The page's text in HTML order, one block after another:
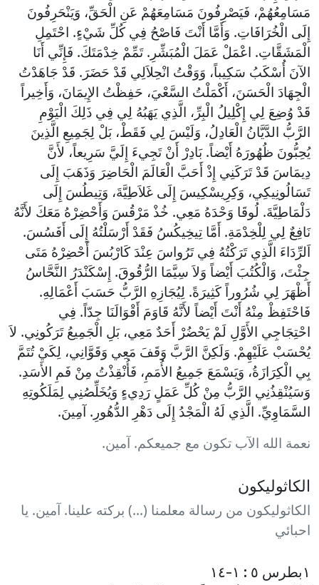
مَسَامِعُهُمْ، فَيَصْرِفُونَ مَسَامِعَهُمْ عَنِ الْحَقِّ، وَيَنْحَرِفُونَ
إِلَى الْخُرَافَاتِ. وَأَمَّا أَنْتَ فَاصْحُ فِي كُلِّ شَيْءٍ. احْتَمِلِ
الْمَشَقَّاتِ. اعْمَلْ عَمَلَ الْمُبَشِّرِ. تَمِّمْ خِدْمَتَكَ. فَإِنِّي أَنَا
الآنَ أُسْكَبُ سَكِيباً، وَوَقْتُ انْحِلاَلِي قَدْ حَضَرَ. قَدْ جَاهَدْتُ
الْجِهَادَ الْحَسَنَ، أَكْمَلْتُ السَّعْيَ، حَفِظْتُ الإِيمَانَ، وَأَخِيراً
قَدْ وُضِعَ لِي إِكْلِيلُ الْبِرِّ، الَّذِي يَهَبُهُ لِي فِي ذَلِكَ الْيَوْمِ
الرَّبُّ الدَّيَّانُ الْعَادِلُ، وَلَيْسَ لِي فَقَطْ، بَلْ لِجَمِيعِ الَّذِينَ
يُحِبُّونَ ظُهُورَهُ أَيْضاً. بَادِرْ أَنْ تَجِيءَ إِلَيَّ سَرِيعاً، لأَنَّ
دِيمَاسَ قَدْ تَرَكَنِي إِذْ أَحَبَّ الْعَالَمَ الْحَاضِرَ وَذَهَبَ إِلَى
تَسَالُونِيكِي، وَكِرِيسْكِيسَ إِلَى غَلاَطِيَّةَ، وَتِيطُسَ إِلَى
دَلْمَاطِيَّةَ. لُوقَا وَحْدَهُ مَعِي. خُذْ مَرْقُسَ وَأَحْضِرْهُ مَعَكَ لأَنَّهُ
نَافِعٌ لِي لِلْخِدْمَةِ. أَمَّا تِيخِيكُسُ فَقَدْ أَرْسَلْتُهُ إِلَى أَفَسُسَ.
اَلرِّدَاءَ الَّذِي تَرَكْتُهُ فِي تَرُواسَ عِنْدَ كَارْبُسَ أَحْضِرْهُ مَتَى
جِئْتَ، وَالْكُتُبَ أَيْضاً وَلاَ سِيَّمَا الرُّقُوقَ. إِسْكَنْدَرُ النَّحَّاسُ
أَظْهَرَ لِي شُرُوراً كَثِيرَةً. لِيُجَازِهِ الرَّبُّ حَسَبَ أَعْمَالِهِ.
فَاحْتَفِظْ مِنْهُ أَنْتَ أَيْضاً لأَنَّهُ قَاوَمَ أَقْوَالَنَا جِدّاً. فِي
احْتِجَاجِي الأَوَّلِ لَمْ يَحْضُرْ أَحَدٌ مَعِي، بَلِ الْجَمِيعُ تَرَكُونِي. لاَ
يُحْسَبْ عَلَيْهِمْ. وَلَكِنَّ الرَّبَّ وَقَفَ مَعِي وَقَوَّانِي، لِكَيْ تُتَمَّ
بِي الْكِرَازَةُ، وَيَسْمَعَ جَمِيعُ الأُمَمِ، فَأُنْقِذْتُ مِنْ فَمِ الأَسَدِ.
وَسَيُنْقِذُنِي الرَّبُّ مِنْ كُلِّ عَمَلٍ رَدِيءٍ وَيُخَلِّصُنِي لِمَلَكُوتِهِ
السَّمَاوِيِّ. الَّذِي لَهُ الْمَجْدُ إِلَى دَهْرِ الدُّهُورِ. آمِينَ.
نعمة الله الآب تكون مع جميعكم. آمين.
الكاثوليكون
الكاثوليكون من رسالة معلمنا (...) بركته علينا. آمين. يا
احبائي
١بطرس ٥ : ١-١٤